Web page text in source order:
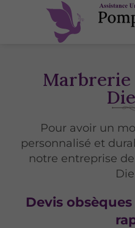
Pour avoir un
personnalisé et
notre entreprise
Devis